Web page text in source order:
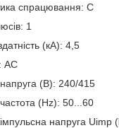
спрацювання: C
1
(кА): 4,5
AC
(В): 240/415
(Hz): 50...60
напруга Uimp